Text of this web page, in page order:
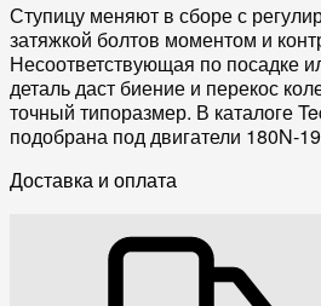
Ступицу меняют в сборе с
затяжкой болтов моментом и
Несоответствующая по посадке
деталь даст биение и перекос
точный типоразмер. В каталоге
подобрана под двигатели 180N-
Доставка и оплата